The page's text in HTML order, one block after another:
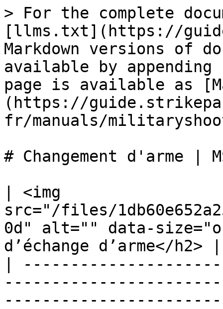
> For the complete
[llms.txt](https://
Markdown versions of
available by
page is available as
(https://
fr/manuals/
# Changement d'arme |
| <img
src="/files/
0d" alt="" data-
d’échange d’arme</h2> |
|